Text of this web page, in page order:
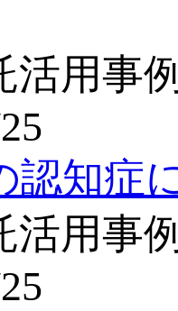
活用事
認知症
活用事